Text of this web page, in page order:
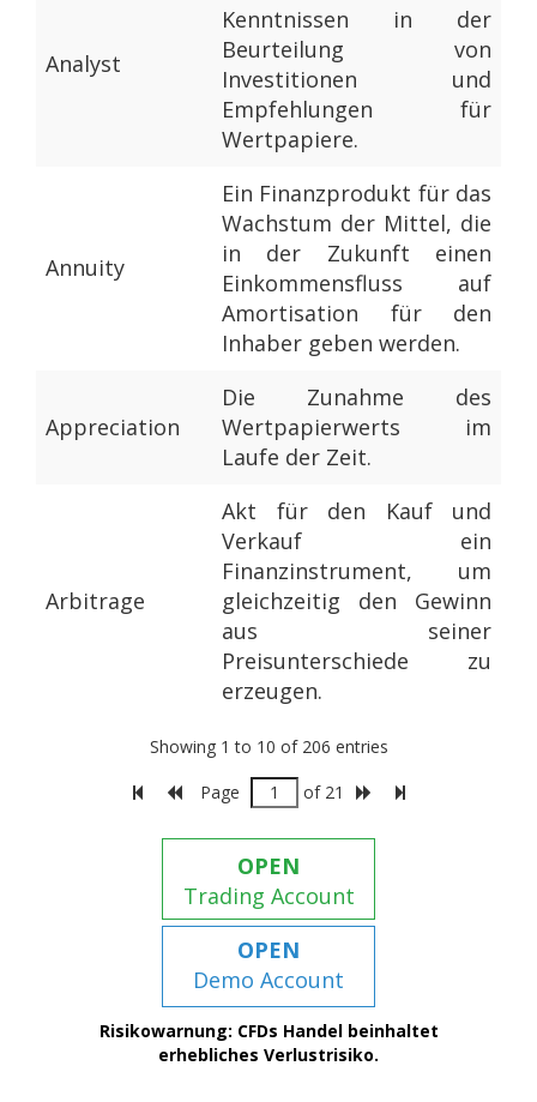
Analyst
Kenntnissen in der
Beurteilung von
Investitionen und
Empfehlungen für
Wertpapiere.
Annuity
Ein Finanzprodukt für das
Wachstum der Mittel, die
in der Zukunft einen
Einkommensfluss auf
Amortisation für den
Inhaber geben werden.
Appreciation
Die Zunahme des
Wertpapierwerts im
Laufe der Zeit.
Arbitrage
Akt für den Kauf und
Verkauf ein
Finanzinstrument, um
gleichzeitig den Gewinn
aus seiner
Preisunterschiede zu
erzeugen.
Showing 1 to 10 of 206 entries
Page
of 21
OPEN
Trading Account
OPEN
Demo Account
Risikowarnung: CFDs Handel beinhaltet
erhebliches Verlustrisiko.